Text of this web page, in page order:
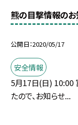
熊の目撃情報のお
公開日 2020/05/17
安全情報
5月17日(日) 10:00
たので、お知らせ...